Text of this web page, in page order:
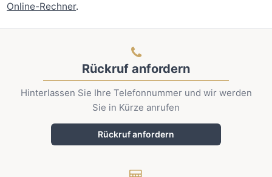
Online-Rechner.
Rückruf anfordern
Hinterlassen Sie Ihre Telefonnummer und wir werden
Sie in Kürze anrufen
Rückruf anfordern